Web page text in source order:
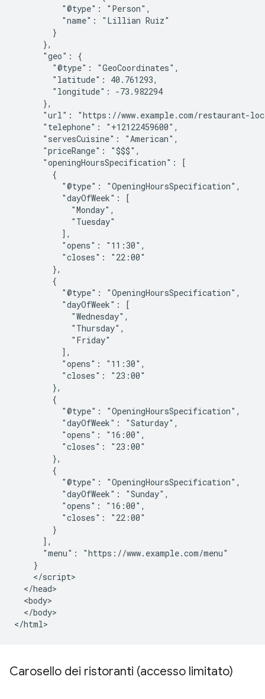
          "@type": "Person",
          "name": "Lillian Ruiz"
        }
      },
      "geo": {
        "@type": "GeoCoordinates",
        "latitude": 40.761293,
        "longitude": -73.982294
      },
"url": "https://www.example.com/restaurant-
      "telephone": "+12122459600",
      "servesCuisine": "American",
      "priceRange": "$$$",
      "openingHoursSpecification": [
        {
          "@type": "OpeningHoursSpecification",
          "dayOfWeek": [
            "Monday",
            "Tuesday"
          ],
          "opens": "11:30",
          "closes": "22:00"
        },
        {
          "@type": "OpeningHoursSpecification",
          "dayOfWeek": [
            "Wednesday",
            "Thursday",
            "Friday"
          ],
          "opens": "11:30",
          "closes": "23:00"
        },
        {
          "@type": "OpeningHoursSpecification",
          "dayOfWeek": "Saturday",
          "opens": "16:00",
          "closes": "23:00"
        },
        {
          "@type": "OpeningHoursSpecification",
          "dayOfWeek": "Sunday",
          "opens": "16:00",
          "closes": "22:00"
        }
      ],
      "menu": "https://www.example.com/menu"
    }
    </script>
  </head>
  <body>
  </body>
</html>
Carosello dei ristoranti (accesso limitato)